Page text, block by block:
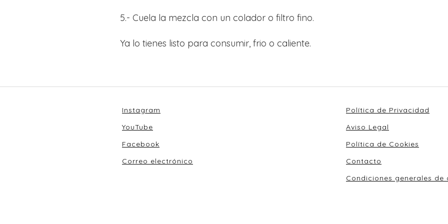
5.- Cuela la mezcla con un colador o filtro fino.
Ya lo tienes listo para consumir, frio o caliente.
Instagram
YouTube
Facebook
Correo electrónico
Política de Privacidad
Aviso Legal
Política de Cookies
Contacto
Condiciones generales de